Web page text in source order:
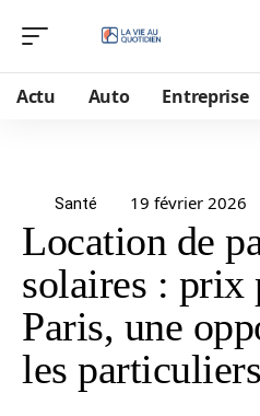
Actu Auto Entreprise
Santé 19 février 2026
Location de
solaires : prix
Paris, une
les particuliers